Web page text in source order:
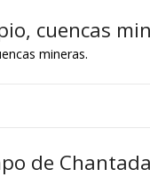
cuencas
mineras.
de Chantada